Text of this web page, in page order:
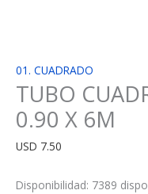
01. CUADRADO
TUBO
0.90 X 6M
USD 7.50
Disponibilidad: 7389